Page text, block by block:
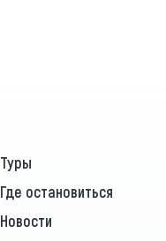
Туры
Где остановиться
Новости